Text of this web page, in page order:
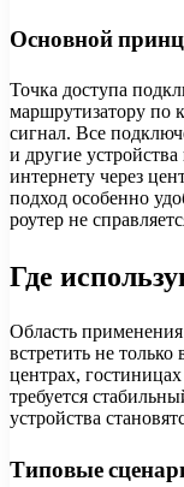
Основной
Точка доступа
маршрутизатору по
сигнал. Все
и другие
интернету через
подход особенно
роутер не
Где
Область
встретить не
центрах,
требуется
устройства
Типовые